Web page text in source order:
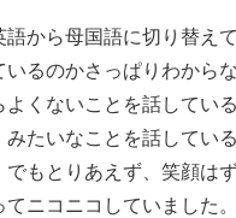
語から母国語に切り替え
いるのかさっぱりわから
くないことを話している
みたいなことを話してい
でもとりあえず、笑顔は
ニコニコしていました。